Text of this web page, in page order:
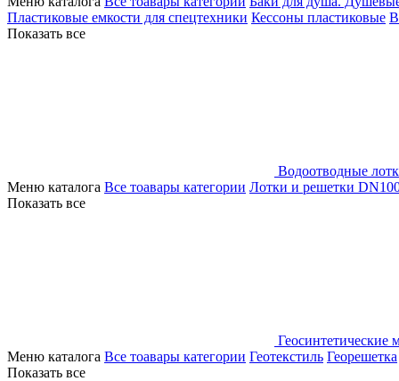
Пластиковые емкости для спецтехники Кессоны пластиковые
Показать все
Водоотводные
Меню каталога Все тоавары категории Лотки и решетки
Показать все
Геосинтетические
Меню каталога Все тоавары категории Геотекстиль Георешетка
Показать все